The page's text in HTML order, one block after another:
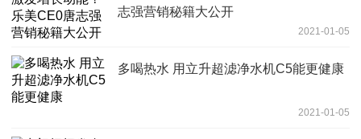
志强营销秘籍大公开
2021-01-05
多喝热水 用立升超滤净水机C5能更健康
2021-01-05